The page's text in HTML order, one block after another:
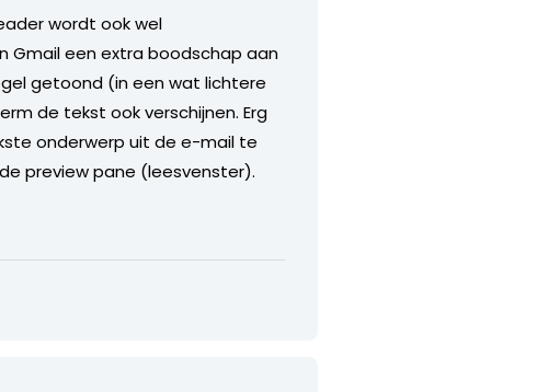
wordt ook wel
Gmail een extra boodschap aan
getoond (in een wat lichtere
de tekst ook verschijnen. Erg
onderwerp uit de e-mail te
preview pane (leesvenster).